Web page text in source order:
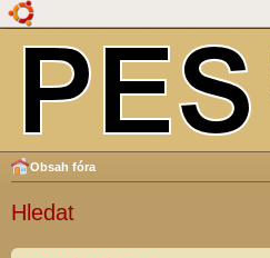
Obsah fóra
Hledat